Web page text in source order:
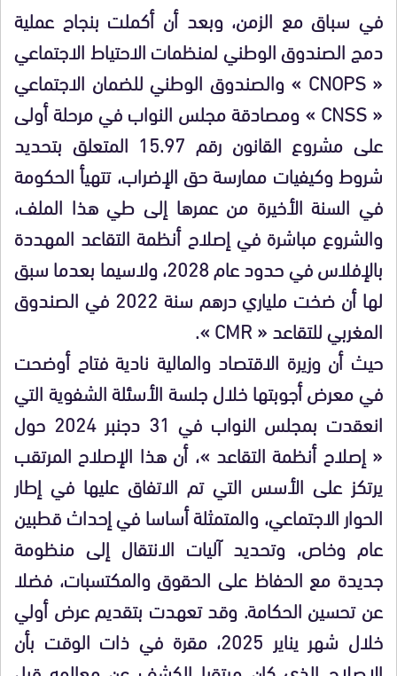
في سباق مع الزمن، وبعد أن أكملت بنجاح عملية
دمج الصندوق الوطني لمنظمات الاحتياط الاجتماعي
« CNOPS » والصندوق الوطني للضمان الاجتماعي
« CNSS » ومصادقة مجلس النواب في مرحلة أولى
على مشروع القانون رقم 15.97 المتعلق بتحديد
شروط وكيفيات ممارسة حق الإضراب، تتهيأ الحكومة
في السنة الأخيرة من عمرها إلى طي هذا الملف،
والشروع مباشرة في إصلاح أنظمة التقاعد المهددة
بالإفلاس في حدود عام 2028، ولاسيما بعدما سبق
لها أن ضخت ملياري درهم سنة 2022 في الصندوق
المغربي للتقاعد « CMR ».
حيث أن وزيرة الاقتصاد والمالية نادية فتاح أوضحت
في معرض أجوبتها خلال جلسة الأسئلة الشفوية التي
انعقدت بمجلس النواب في 31 دجنبر 2024 حول
« إصلاح أنظمة التقاعد »، أن هذا الإصلاح المرتقب
يرتكز على الأسس التي تم الاتفاق عليها في إطار
الحوار الاجتماعي، والمتمثلة أساسا في إحداث قطبين
عام وخاص، وتحديد آليات الانتقال إلى منظومة
جديدة مع الحفاظ على الحقوق والمكتسبات، فضلا
عن تحسين الحكامة. وقد تعهدت بتقديم عرض أولي
خلال شهر يناير 2025، مقرة في ذات الوقت بأن